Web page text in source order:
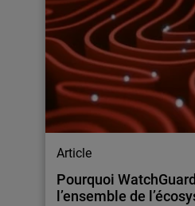
Article
Pourquoi
l’ensemble de